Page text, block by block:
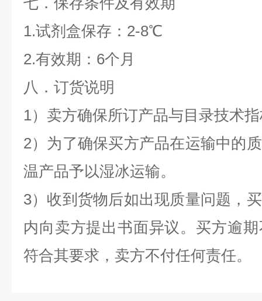
1.试剂盒保存：2-8℃
2.有效期：6个月
八．订货说明
1）卖方确保所订产品与目录技术
2）为了确保买方产品在运输中的
温产品予以湿冰运输。
3）收到货物后如出现质量问题，
内向卖方提出书面异议。买方逾
符合其要求，卖方不付任何责任。